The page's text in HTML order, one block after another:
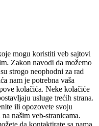
mogu koristiti veb sajtovi
Zakon navodi da možemo
strogo neophodni za rad
nam je potrebna vaša
kolačića. Neke kolačiće
usluge trećih strana.
ili opozovete svoju
našim veb-stranicama.
da kontaktirate sa nama,